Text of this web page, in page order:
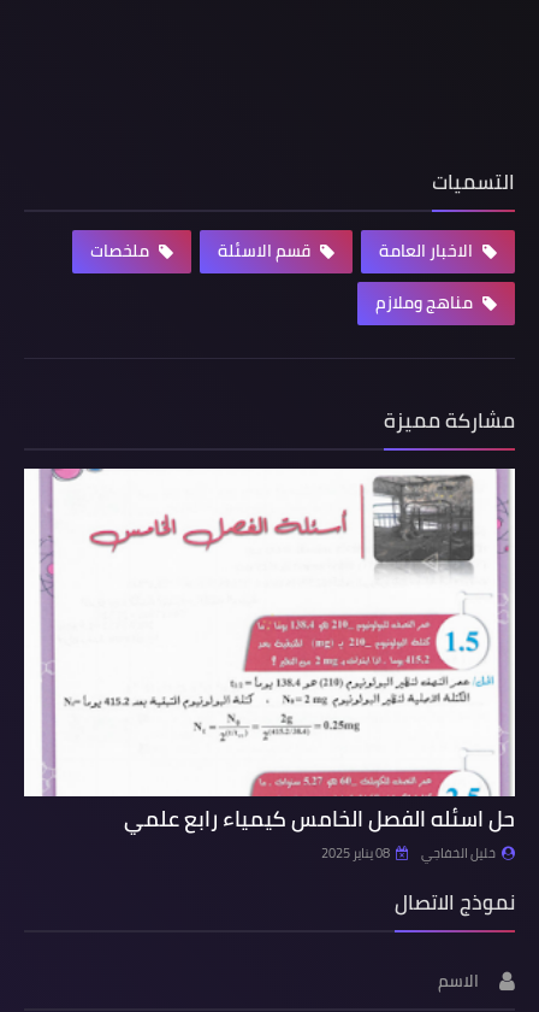
التسميات
الاخبار العامة قسم الاسئلة
ملخصات
مناهج وملازم
مشاركة مميزة
حل اسئله الفصل الخامس كيمياء رابع علمي
خليل الخفاجي 08 يناير 2025
نموذج الاتصال
الاسم